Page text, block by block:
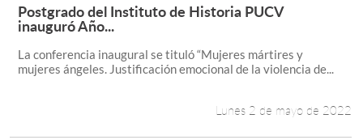
Leer más +
Postgrado del Instituto de Historia PUCV
inauguró Año...
La conferencia inaugural se tituló “Mujeres mártires y
mujeres ángeles. Justificación emocional de la violencia de...
Lunes 2 de mayo de 2022